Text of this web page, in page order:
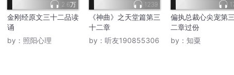
2.6万
金刚经原文三十二品读
诵
by： 照阳心理
1239
《神曲》之天堂篇第三
十二章
by： 听友190855306
偏执总裁心尖宠第
二章过份
by： 知粟